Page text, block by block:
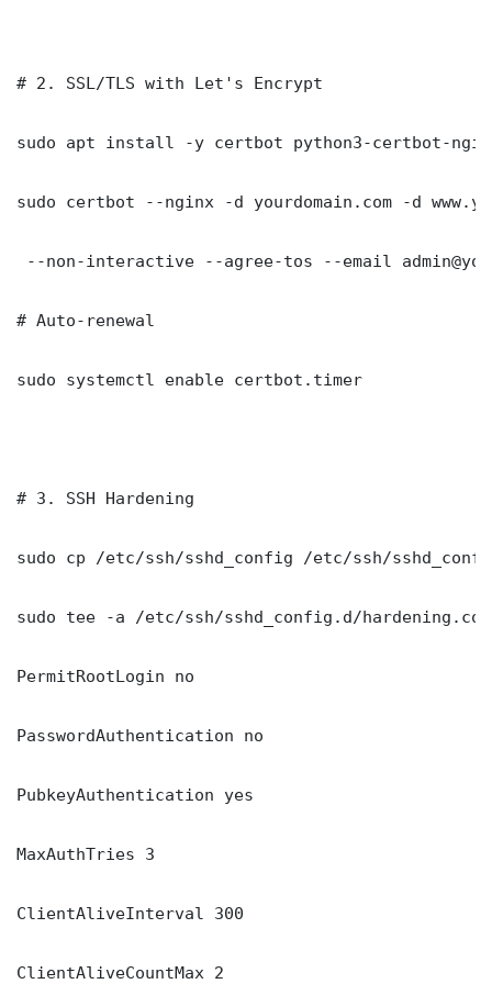
# 2. SSL/TLS with Let's Encrypt
sudo apt install -y certbot python3-certbot-
sudo certbot --nginx -d yourdomain.com -d
--non-interactive --agree-tos --email
# Auto-renewal
sudo systemctl enable certbot.timer
# 3. SSH Hardening
sudo cp /etc/ssh/sshd_config /etc/ssh/
sudo tee -a /etc/ssh/sshd_config.d/
PermitRootLogin no
PasswordAuthentication no
PubkeyAuthentication yes
MaxAuthTries 3
ClientAliveInterval 300
ClientAliveCountMax 2